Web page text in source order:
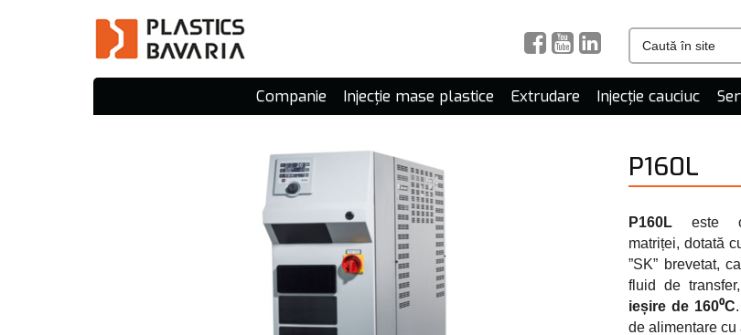
Companie Injecție mase plastice Extrudare Injecție cauciuc
P160L
P160L este
matriței, dotată
”SK” brevetat,
fluid de
ieșire de 160⁰C
de alimentare cu